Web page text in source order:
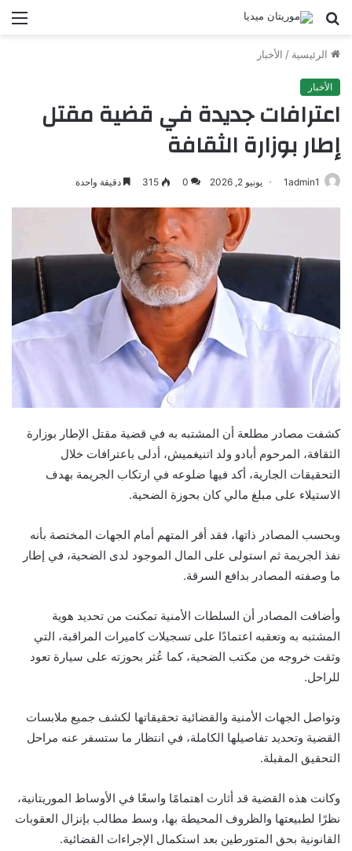
بحث
الرئيسية / الأخبار
الأخبار
اعترافات جديدة في قضية مقتل
إطار بوزارة الثقافة
1admin1 يونيو 2, 2026 0
315 دقيقة واحدة
كشفت مصادر مطلعة أن المشتبه به في قضية مقتل الإطار بوزارة
الثقافة، المرحوم أبادو ولد اتنيغميش، أدلى باعترافات خلال
التحقيقات الجارية، أكد فيها ضلوعه في ارتكاب الجريمة بهدف
الاستيلاء على مبلغ مالي كان بحوزة الضحية.
وبحسب المصادر ذاتها، فقد أقر المتهم أمام الجهات المختصة بأنه
نفذ الجريمة ثم استولى على المال الموجود لدى الضحية، في إطار
ما وصفته المصادر بدافع السرقة.
وأضافت المصادر أن السلطات الأمنية تمكنت من تحديد هوية
المشتبه به وتعقبه اعتمادًا على تسجيلات كاميرات المراقبة، التي
وثقت خروجه من مكتب الضحية، كما عُثر بحوزته على سيارة تعود
للراحل.
وتواصل الجهات الأمنية والقضائية تحقيقاتها لكشف جميع ملابسات
القضية وتحديد تفاصيلها الكاملة، في انتظار ما ستسفر عنه مراحل
التحقيق المقبلة.
وكانت هذه القضية قد أثارت اهتمامًا واسعًا في الأوساط الموريتانية،
نظرًا لطبيعتها والظروف المحيطة بها، وسط مطالب بإنزال العقوبات
القانونية بحق المتورطين بعد استكمال الإجراءات القضائية.